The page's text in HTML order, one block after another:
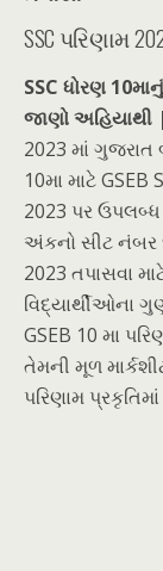
SSC પરિણામ
SSC ધોરણ
જાણો અહિયાથી |
2023 માં ગુજરાત
10મા માટે
2023 પર ઉપલબ્ધ
અંકનો સીટ નંબર
2023 તપાસવા
વિદ્યાર્થીઓના
GSEB 10 મા
તેમની મૂળ
પરિણામ